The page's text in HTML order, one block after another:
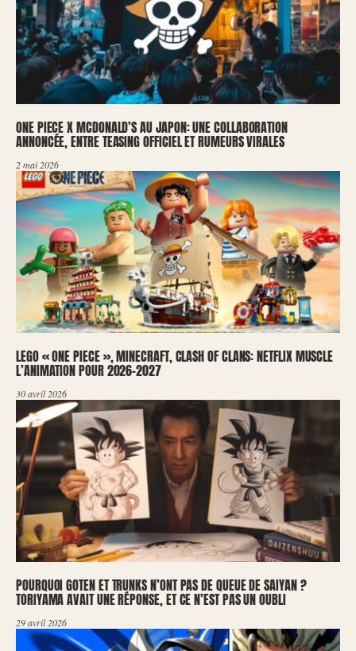
ONE PIECE X MCDONALD’S AU JAPON: UNE COLLABORATION
ANNONCÉE, ENTRE TEASING OFFICIEL ET RUMEURS VIRALES
2 mai 2026
LEGO « ONE PIECE », MINECRAFT, CLASH OF CLANS: NETFLIX MUSCLE
L’ANIMATION POUR 2026-2027
30 avril 2026
POURQUOI GOTEN ET TRUNKS N’ONT PAS DE QUEUE DE SAIYAN ?
TORIYAMA AVAIT UNE RÉPONSE, ET CE N’EST PAS UN OUBLI
29 avril 2026